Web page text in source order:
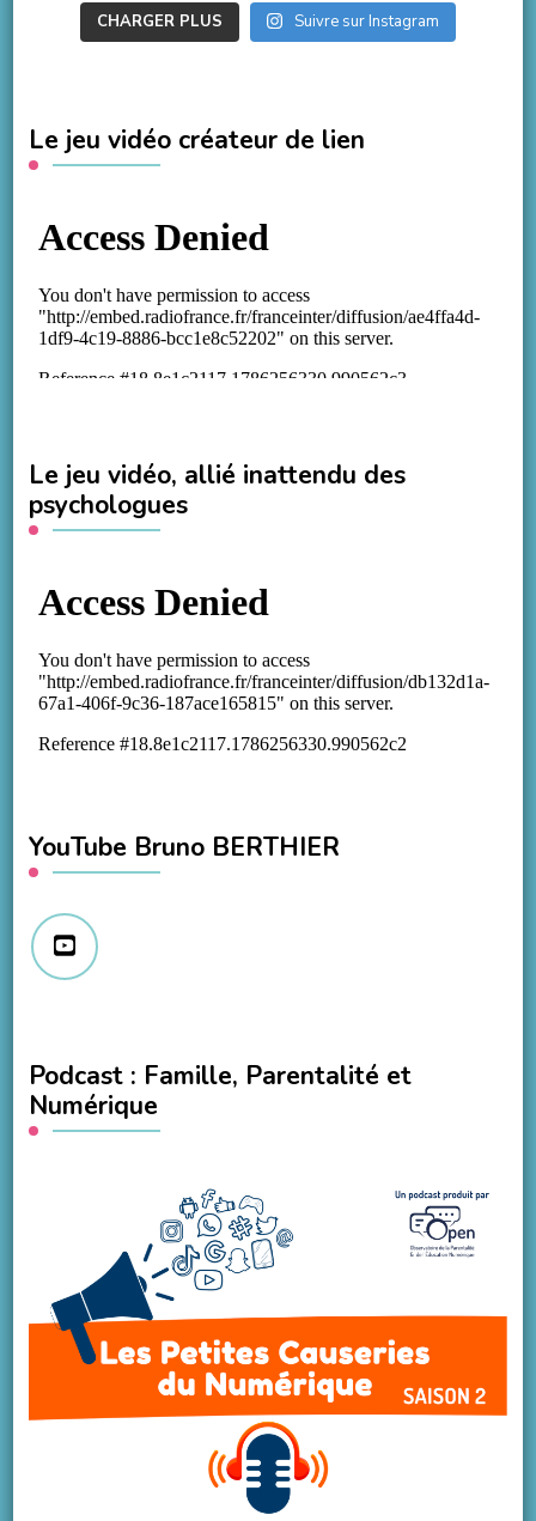
CHARGER PLUS Suivre sur Instagram
Le jeu vidéo créateur de lien
Le jeu vidéo, allié inattendu des
psychologues
YouTube Bruno BERTHIER
Podcast : Famille, Parentalité et
Numérique